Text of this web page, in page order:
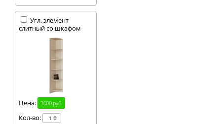
Угл. элемент
слитный со шкафом
Цена: 3000 руб.
Кол-во: